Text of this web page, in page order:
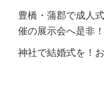
豊橋・蒲郡で成人
催の展示会へ是非！
神社で結婚式を！